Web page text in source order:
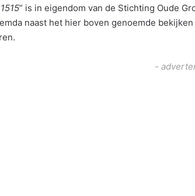
” is in eigendom van de Stichting Oude
naast het hier boven genoemde
-